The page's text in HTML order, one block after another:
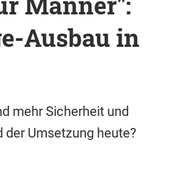
Ausbau in
mehr Sicherheit und
Umsetzung heute?